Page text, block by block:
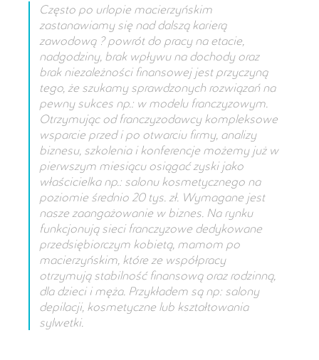
Często po urlopie macierzyńskim
zastanawiamy się nad dalszą karierą
zawodową ? powrót do pracy na etacie,
nadgodziny, brak wpływu na dochody oraz
brak niezależności finansowej jest przyczyną
tego, że szukamy sprawdzonych rozwiązań na
pewny sukces np.: w modelu franczyzowym.
Otrzymując od franczyzodawcy kompleksowe
wsparcie przed i po otwarciu firmy, analizy
biznesu, szkolenia i konferencje możemy już w
pierwszym miesiącu osiągać zyski jako
właścicielka np.: salonu kosmetycznego na
poziomie średnio 20 tys. zł. Wymagane jest
nasze zaangażowanie w biznes. Na rynku
funkcjonują sieci franczyzowe dedykowane
przedsiębiorczym kobietą, mamom po
macierzyńskim, które ze współpracy
otrzymują stabilność finansową oraz rodzinną,
dla dzieci i męża. Przykładem są np: salony
depilacji, kosmetyczne lub kształtowania
sylwetki.